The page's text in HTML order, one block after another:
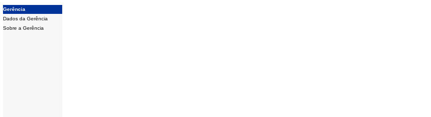
Gerência
Dados da Gerência
Sobre a Gerência